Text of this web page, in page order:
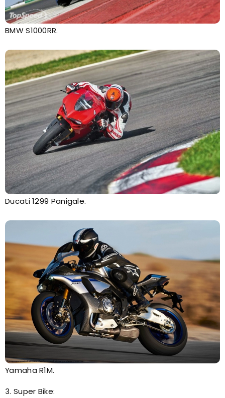
BMW S1000RR.
Ducati 1299 Panigale.
Yamaha R1M.
3. Super Bike: